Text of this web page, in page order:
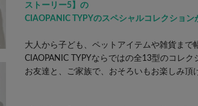
ストーリー5】の
CIAOPANIC TYPYのスペシャルコレクション
大人から子ども、ペットアイテムや雑貨まで
CIAOPANIC TYPYならではの全13型のコレク
お友達と、ご家族で、おそろいもお楽しみ頂